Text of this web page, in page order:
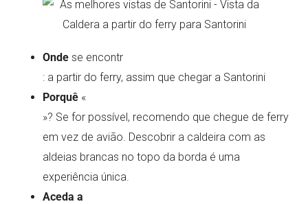
Onde se encontr
: a partir do ferry, assim que chegar a Santorini
Porquê «
»? Se for possível, recomendo que chegue de ferry
em vez de avião. Descobrir a caldeira com as
aldeias brancas no topo da borda é uma
experiência única.
Aceda a